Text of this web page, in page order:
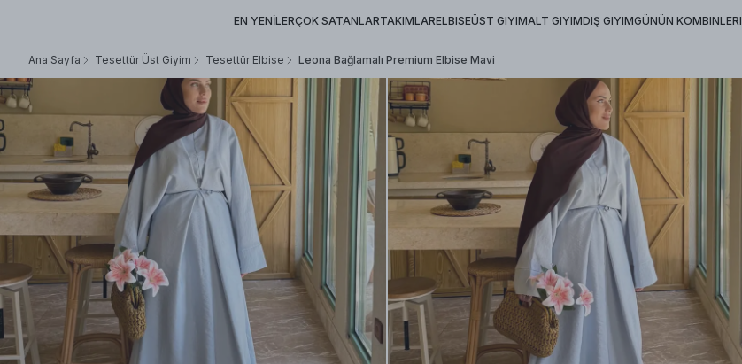
EN YENİLERÇOK SATANLARTAKIMLARELBISEÜST GIYIMALT GIYIMDIŞ GIYIMGÜNÜN KOMBINLERI
Ana Sayfa Tesettür Üst Giyim Tesettür Elbise Leona Bağlamalı Premium Elbise Mavi